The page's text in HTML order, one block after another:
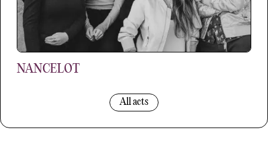
NANCELOT
All acts